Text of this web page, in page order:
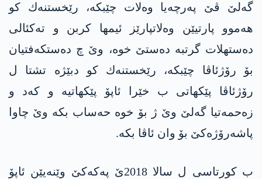
گه‌لێ ڤێ په‌رچه‌یا وه‌لات چێبكه‌، رێخستنه‌ك كو
هه‌موو پارتیێن وه‌لاتپارێز ئیمها كربن و ته‌كئالی
ده‌ستهلات گرتبه‌ ده‌ستێ خوه‌، وێ چ ده‌ستكه‌فتیان
بۆ رۆژئاڤا چێبكه‌، رێخستنه‌ك كو دبێژه‌ تشتا ل
رۆژئاڤا پێكهاتی ب خێرا ئاپۆ پێكهاتیه‌ و كه‌د و
زه‌حمه‌تیا گه‌لێ وێ ژ بۆ خوه‌ حه‌ساب بكه‌ وێ چاوا
پاشه‌رۆژه‌كێ بۆ وان ئاڤا بكه‌.
ب كورتاسی ل سالا 2018ێ په‌كه‌كێ وێنه‌یێن ئاپۆ